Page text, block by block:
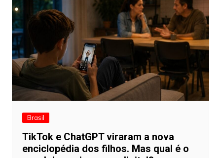
Brasil
TikTok e ChatGPT viraram a nova
enciclopédia dos filhos. Mas qual é o